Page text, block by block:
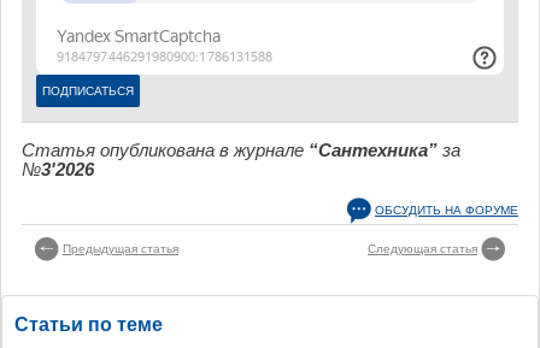
Статья опубликована в журнале “Сантехника” за
№3'2026
ОБСУДИТЬ НА ФОРУМЕ
Предыдущая статья Следующая статья
Статьи по теме